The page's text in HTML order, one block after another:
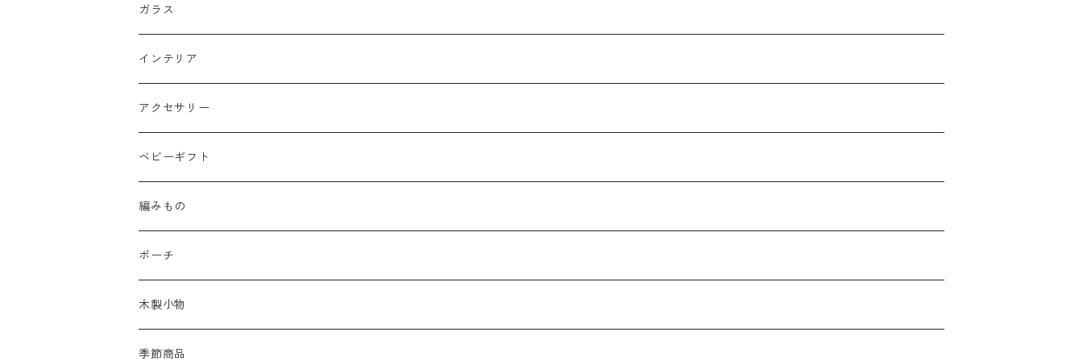
ガラス
インテリア
アクセサリー
ベビーギフト
編みもの
ポーチ
木製小物
季節商品